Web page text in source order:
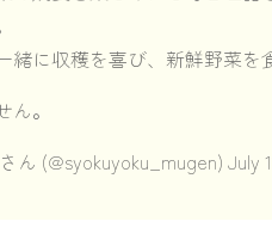
緒に収穫を喜び、新鮮野菜を
。
ん (@syokuyoku_mugen) July